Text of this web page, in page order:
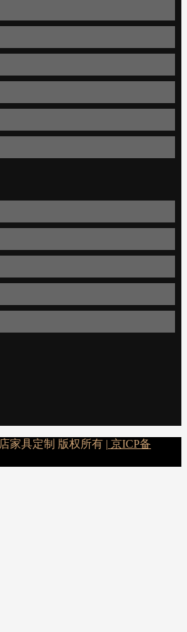
家具定制 版权所有 | 京ICP备